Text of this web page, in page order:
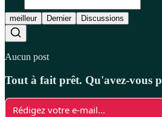
meilleur Dernier Discussions
Aucun post
Tout à fait prêt. Qu'avez-vous